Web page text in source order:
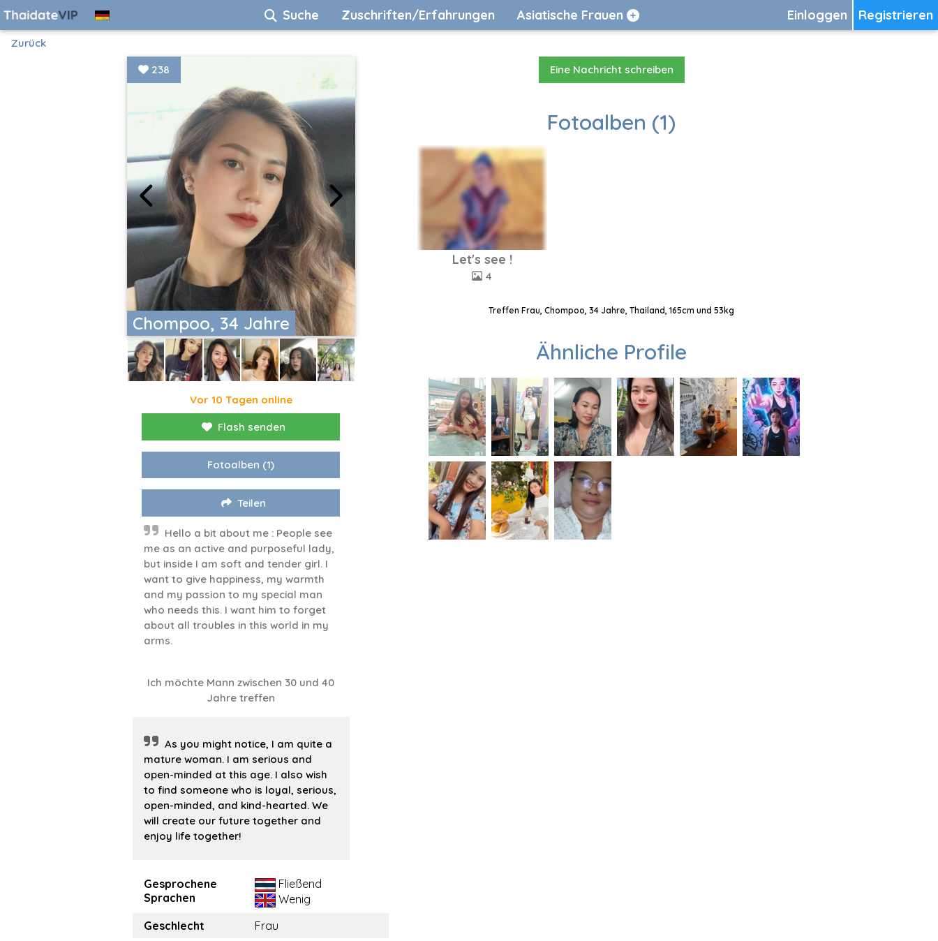
Registrieren
Einloggen
Suche Zuschriften/Erfahrungen Asiatische Frauen
Zurück
Chompoo, 34 Jahre
238
Vor 10 Tagen online
Flash senden
Fotoalben (1)
Teilen
Hello a bit about me : People see
me as an active and purposeful lady,
but inside I am soft and tender girl. I
want to give happiness, my warmth
and my passion to my special man
who needs this. I want him to forget
about all troubles in this world in my
arms.
Ich möchte Mann zwischen 30 und 40
Jahre treffen
As you might notice, I am quite a
mature woman. I am serious and
open-minded at this age. I also wish
to find someone who is loyal, serious,
open-minded, and kind-hearted. We
will create our future together and
enjoy life together!
Gesprochene
Sprachen
Fließend
Wenig
Geschlecht
Frau
Eine Nachricht schreiben
Fotoalben (1)
Let's see !
4
Treffen Frau, Chompoo, 34 Jahre, Thailand, 165cm und 53kg
Ähnliche Profile